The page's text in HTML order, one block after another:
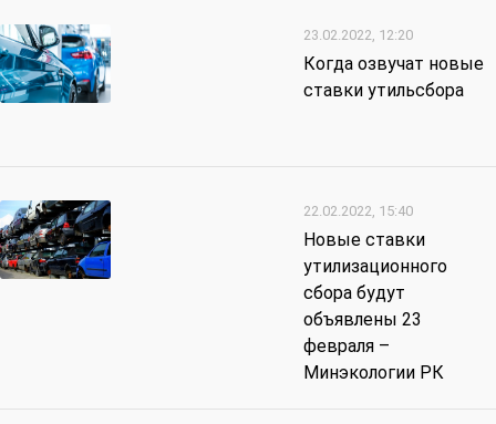
23.02.2022, 12:20
Когда озвучат новые
ставки утильсбора
22.02.2022, 15:40
Новые ставки
утилизационного
сбора будут
объявлены 23
февраля –
Минэкологии РК